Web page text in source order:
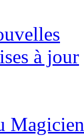
à jour
Magicien